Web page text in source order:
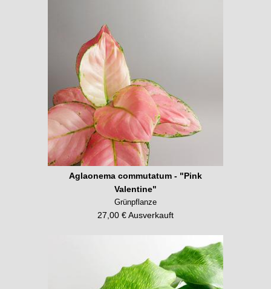
Aglaonema commutatum - "Pink
Valentine"
Grünpflanze
27,00 € Ausverkauft